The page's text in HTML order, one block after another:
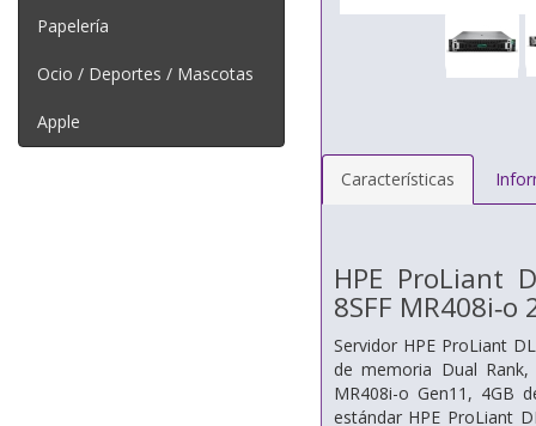
Papelería
Ocio / Deportes / Mascotas
Apple
Características
HPE ProLiant
8SFF MR408i‑o
Servidor HPE ProLiant
de memoria Dual
MR408i-o Gen11, 4GB
estándar HPE ProLiant